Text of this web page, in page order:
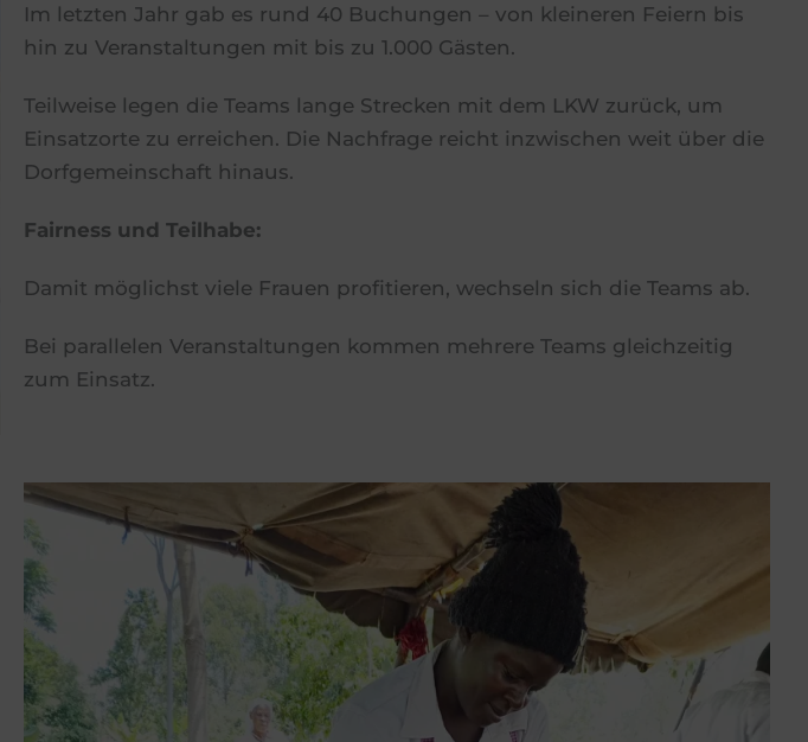
Im letzten Jahr gab es rund 40 Buchungen – von kleineren Feiern bis
hin zu Veranstaltungen mit bis zu 1.000 Gästen.
Teilweise legen die Teams lange Strecken mit dem LKW zurück, um
Einsatzorte zu erreichen. Die Nachfrage reicht inzwischen weit über die
Dorfgemeinschaft hinaus.
Fairness und Teilhabe:
Damit möglichst viele Frauen profitieren, wechseln sich die Teams ab.
Bei parallelen Veranstaltungen kommen mehrere Teams gleichzeitig
zum Einsatz.